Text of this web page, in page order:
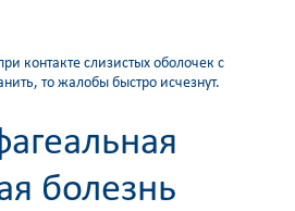
контакте слизистых оболочек с
то жалобы быстро исчезнут.
болезнь